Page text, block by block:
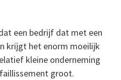
een bedrijf dat met een
krijgt het enorm moeilijk
kleine onderneming
groot.